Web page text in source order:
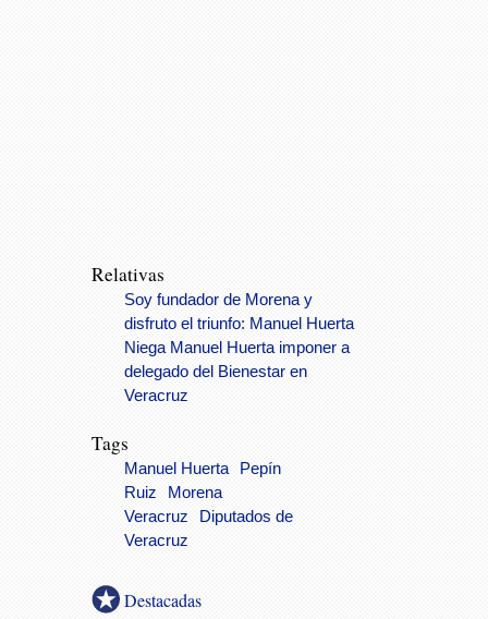
Relativas
Soy fundador de Morena y
disfruto el triunfo: Manuel Huerta
Niega Manuel Huerta imponer a
delegado del Bienestar en
Veracruz
Tags
Manuel Huerta
Pepín
Ruiz
Morena
Veracruz
Diputados de
Veracruz
Destacadas